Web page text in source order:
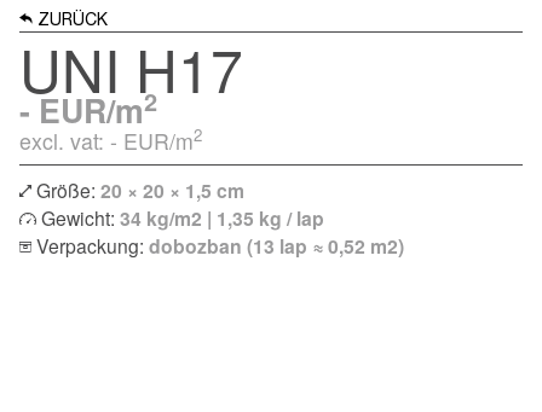
ZURÜCK
UNI H17
-EUR/m2
excl. vat: - EUR/m2
Größe: 20 × 20 × 1,5 cm
Gewicht: 34 kg/m2 | 1,35 kg / lap
Verpackung: dobozban (13 lap ≈ 0,52 m2)